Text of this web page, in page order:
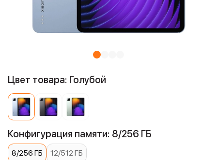
Цвет товара: Голубой
Конфигурация памяти: 8/256 ГБ
8/256 ГБ 12/512 ГБ